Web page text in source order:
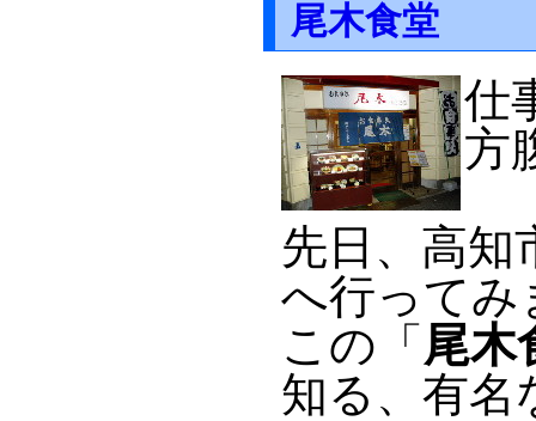
尾木食堂
仕
方
先日、高知
へ行って
この「 尾木
知る、有名